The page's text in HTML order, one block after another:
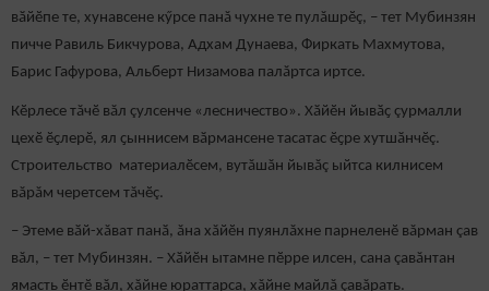
вӑйӗпе те, хунавсене кӳрсе панă чухне те пулăшрӗç, – тет Мубинзян
пичче Равиль Бикчурова, Адхам Дунаева, Фиркать Махмутова,
Барис Гафурова, Альберт Низамова палăртса иртсе.
Кӗрлесе тăчӗ вăл çулсенче «лесничество». Хӑйӗн йывӑҫ çурмалли
цехӗ ӗҫлерӗ, ял ҫыннисем вӑрмансене тасатас ӗҫре хутшӑнчӗç.
Строительство материалӗсем, вутăшăн йывăç ыйтса килнисем
вăрăм черетсем тăчӗç.
– Этеме вӑй-хăват панӑ, ăна хăйӗн пуянлăхне парнеленӗ вăрман çав
вăл, – тет Мубинзян. – Хӑйӗн ытамне пӗрре илсен, сана çавăнтан
ямасть ӗнтӗ вăл, хăйне юраттарса, хăйне майлă çавăрать.